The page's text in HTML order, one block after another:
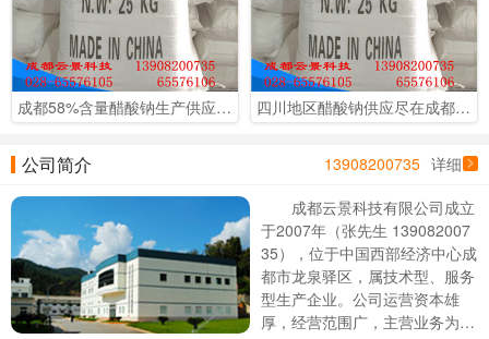
成都58%含量醋酸钠生产供应 成都云景厂价销售 四川地区醋酸钠供应尽在成都云景科技 库房现货供应 厂价直销
公司简介 详细
13908200735
成都云景科技有限公司成立
于2007年（张先生 139082007
35），位于中国西部经济中心成
都市龙泉驿区，属技术型、服务
型生产企业。公司运营资本雄
厚，经营范围广，主营业务为日